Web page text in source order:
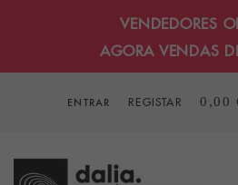
VENDEDORES
AGORA VENDAS
ENTRAR REGISTAR 0,00